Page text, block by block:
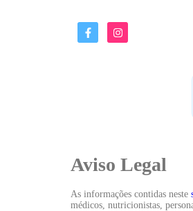
Aviso Legal
As informações contidas neste
médicos, nutricionistas,